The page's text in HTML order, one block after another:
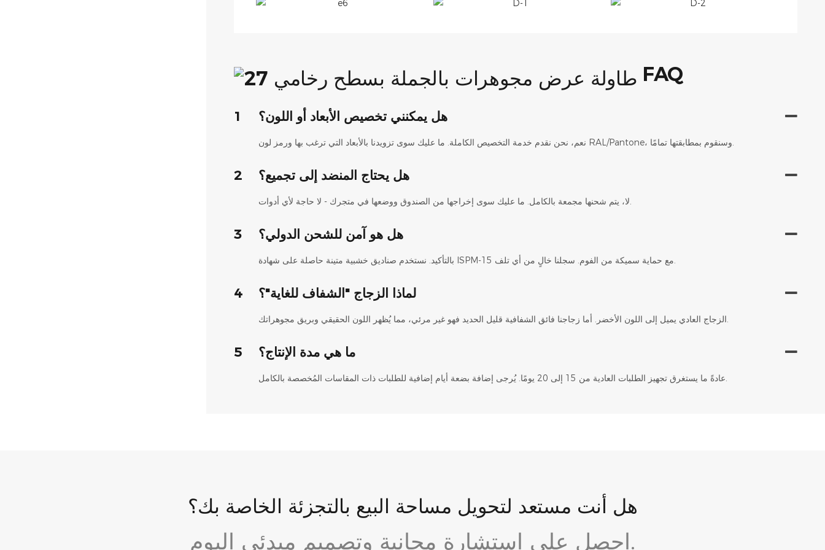
FAQ
1 هل يمكنني تخصيص الأبعاد أو اللون؟
نعم، نحن نقدم خدمة التخصيص الكاملة. ما عليك سوى تزويدنا بالأبعاد التي ترغب بها ورمز لون RAL/Pantone، وسنقوم بمطابقتها تمامًا.
2 هل يحتاج المنضد إلى تجميع؟
لا، يتم شحنها مجمعة بالكامل. ما عليك سوى إخراجها من الصندوق ووضعها في متجرك - لا حاجة لأي أدوات.
3 هل هو آمن للشحن الدولي؟
بالتأكيد. نستخدم صناديق خشبية متينة حاصلة على شهادة ISPM-15 مع حماية سميكة من الفوم. سجلنا خالٍ من أي تلف.
4 لماذا الزجاج "الشفاف للغاية"؟
الزجاج العادي يميل إلى اللون الأخضر. أما زجاجنا فائق الشفافية قليل الحديد فهو غير مرئي، مما يُظهر اللون الحقيقي وبريق مجوهراتك.
5 ما هي مدة الإنتاج؟
عادةً ما يستغرق تجهيز الطلبات العادية من 15 إلى 20 يومًا. يُرجى إضافة بضعة أيام إضافية للطلبات ذات المقاسات المُخصصة بالكامل.
هل أنت مستعد لتحويل مساحة البيع بالتجزئة الخاصة بك؟
احصل على استشارة مجانية وتصميم مبدئي اليوم.